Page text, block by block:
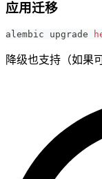
应用迁移
alembic upgrade
降级也支持（如果